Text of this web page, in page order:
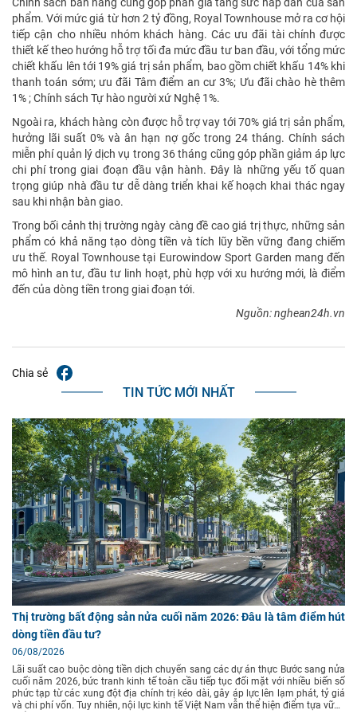
phẩm. Với mức giá từ hơn 2 tỷ đồng, Royal Townhouse mở ra cơ hội
tiếp cận cho nhiều nhóm khách hàng. Các ưu đãi tài chính được
thiết kế theo hướng hỗ trợ tối đa mức đầu tư ban đầu, với tổng mức
chiết khấu lên tới 19% giá trị sản phẩm, bao gồm chiết khấu 14% khi
thanh toán sớm; ưu đãi Tâm điểm an cư 3%; Ưu đãi chào hè thêm
1% ; Chính sách Tự hào người xứ Nghệ 1%.
Ngoài ra, khách hàng còn được hỗ trợ vay tới 70% giá trị sản phẩm,
hưởng lãi suất 0% và ân hạn nợ gốc trong 24 tháng. Chính sách
miễn phí quản lý dịch vụ trong 36 tháng cũng góp phần giảm áp lực
chi phí trong giai đoạn đầu vận hành. Đây là những yếu tố quan
trọng giúp nhà đầu tư dễ dàng triển khai kế hoạch khai thác ngay
sau khi nhận bàn giao.
Trong bối cảnh thị trường ngày càng đề cao giá trị thực, những sản
phẩm có khả năng tạo dòng tiền và tích lũy bền vững đang chiếm
ưu thế. Royal Townhouse tại Eurowindow Sport Garden mang đến
mô hình an tư, đầu tư linh hoạt, phù hợp với xu hướng mới, là điểm
đến của dòng tiền trong giai đoạn tới.
Nguồn: nghean24h.vn
Chia sẻ
TIN TỨC MỚI NHẤT
Thị trường bất động sản nửa cuối năm 2026: Đâu là tâm điểm hút
dòng tiền đầu tư?
06/08/2026
Lãi suất cao buộc dòng tiền dịch chuyển sang các dự án thực Bước sang nửa
cuối năm 2026, bức tranh kinh tế toàn cầu tiếp tục đối mặt với nhiều biến số
phức tạp từ các xung đột địa chính trị kéo dài, gây áp lực lên lạm phát, tỷ giá
và chi phí vốn. Tuy nhiên, nội lực kinh tế Việt Nam vẫn thể hiện điểm tựa vững